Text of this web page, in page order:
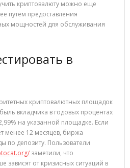
криптовалюту можно еще
путем предоставления
мощностей для обслуживания
в
криптовалютных площадок
вкладчика в годовых процентах
на указанной площадке. Если
менее 12 месяцев, биржа
по депозиту. Пользователи
заметили, что
зависят от кризисных ситуаций в